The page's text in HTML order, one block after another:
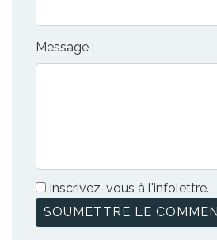
Message :
Inscrivez-vous à l'infolettre.